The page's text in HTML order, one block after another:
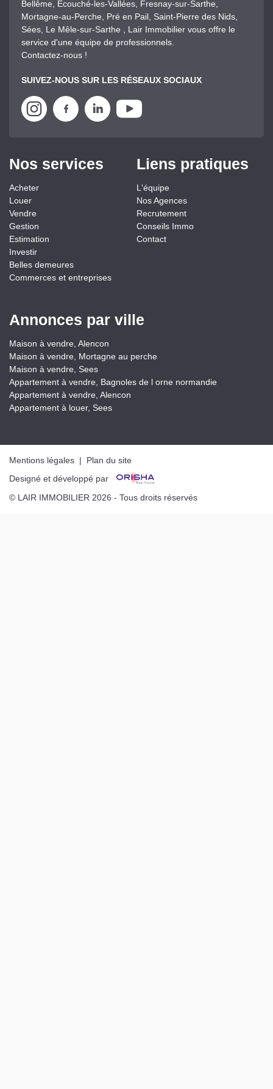
Bellême, Ecouché-les-Vallées, Fresnay-sur-Sarthe,
Mortagne-au-Perche, Pré en Pail, Saint-Pierre des Nids,
Sées, Le Mêle-sur-Sarthe , Lair Immobilier vous offre le
service d'une équipe de professionnels.
Contactez-nous !
SUIVEZ-NOUS SUR LES RÉSEAUX SOCIAUX
Nos services
Acheter
Louer
Vendre
Gestion
Estimation
Investir
Belles demeures
Commerces et entreprises
Liens pratiques
L'équipe
Nos Agences
Recrutement
Conseils Immo
Contact
Annonces par ville
Maison à vendre, Alencon
Maison à vendre, Mortagne au perche
Maison à vendre, Sees
Appartement à vendre, Bagnoles de l orne normandie
Appartement à vendre, Alencon
Appartement à louer, Sees
Mentions légales | Plan du site
Designé et développé par
© LAIR IMMOBILIER 2026 - Tous droits réservés